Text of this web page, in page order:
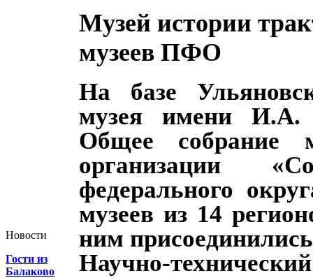
Новости
Гости из
Балаково
Музей истории
музеев ПФО
На базе
музея имени И.А.
Общее собрание
организации
федерального
музеев из 14
ним
Научно-